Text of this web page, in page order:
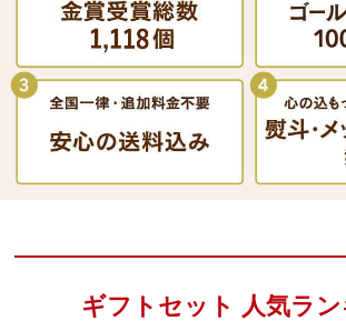
ギフトセット 人気ラ